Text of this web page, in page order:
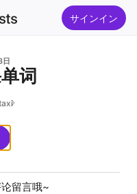
サインイン
词
留言哦~